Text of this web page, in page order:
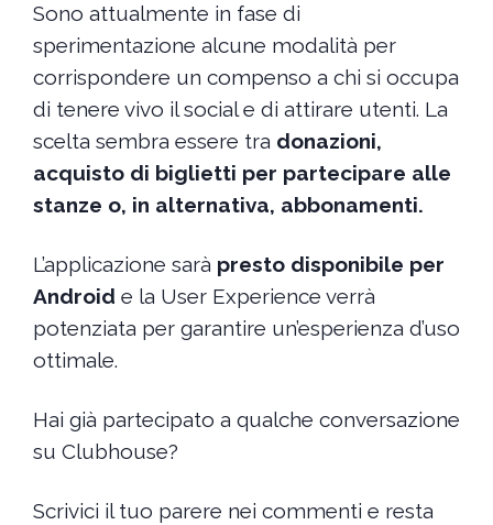
Sono attualmente in fase di
sperimentazione alcune modalità per
corrispondere un compenso a chi si occupa
di tenere vivo il social e di attirare utenti. La
scelta sembra essere tra donazioni,
acquisto di biglietti per partecipare alle
stanze o, in alternativa, abbonamenti.
L’applicazione sarà presto disponibile per
Android e la User Experience verrà
potenziata per garantire un’esperienza d’uso
ottimale.
Hai già partecipato a qualche conversazione
su Clubhouse?
Scrivici il tuo parere nei commenti e resta